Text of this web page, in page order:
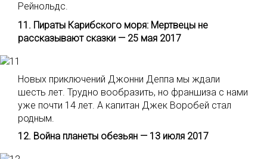
Рейнольдс.
11. Пираты Карибского моря: Мертвецы не
рассказывают сказки — 25 мая 2017
Новых приключений Джонни Деппа мы ждали
шесть лет. Трудно вообразить, но франшиза с нами
уже почти 14 лет. А капитан Джек Воробей стал
родным.
12. Война планеты обезьян — 13 июля 2017